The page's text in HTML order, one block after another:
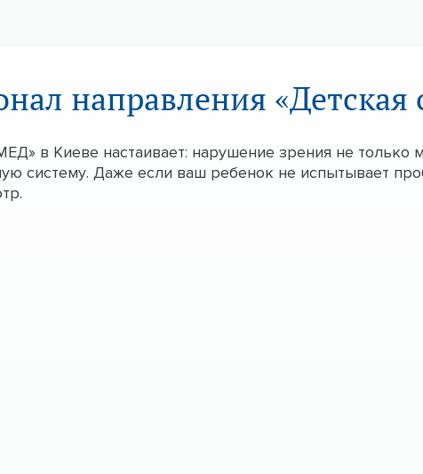
направления
в Киеве настаивает: нарушение зрения не только
систему. Даже если ваш ребенок не испытывает